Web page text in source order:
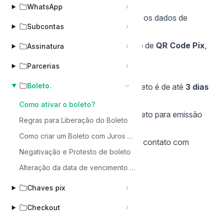
WhatsApp
Subcontas
Assinatura
Parcerias
Boleto.
Como ativar o boleto?
Regras para Liberação do Boleto
Como criar um Boleto com Juros e Multa
Negativação e Protesto de boleto
Alteração da data de vencimento de um boleto.
Chaves pix
Checkout
Cobrança.
e preencha os dados de
pagamento necessários.
Pronto! Seu boleto, já acompanhado de QR Code Pix,
O prazo de compensação de um boleto é de até 3 dias
úteis.
Também oferecemos suporte completo para emissão
Caso tenha alguma dúvida, entre em contato com
nosso time de suporte